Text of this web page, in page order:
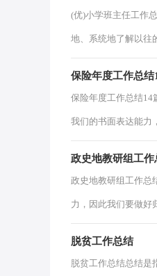
(优)小学班主任工作
地、系统地了解以往
保险年度工作总结
保险年度工作总结14
我们的书面表达能力
政史地教研组工
政史地教研组工作总
力，因此我们要做好
脱贫工作总结
脱贫工作总结总结是